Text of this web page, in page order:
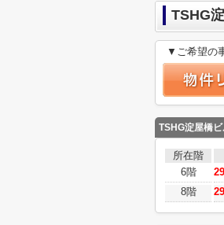
TSHG
▼ご希望の
TSHG淀屋橋
所在階
6階
8階